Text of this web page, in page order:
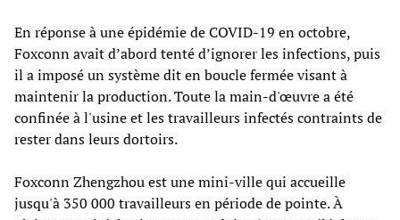
En réponse à une épidémie de COVID-19 en octobre,
Foxconn avait d’abord tenté d’ignorer les infections, puis
il a imposé un système dit en boucle fermée visant à
maintenir la production. Toute la main-d'œuvre a été
confinée à l'usine et les travailleurs infectés contraints de
rester dans leurs dortoirs.
Foxconn Zhengzhou est une mini-ville qui accueille
jusqu'à 350 000 travailleurs en période de pointe. À